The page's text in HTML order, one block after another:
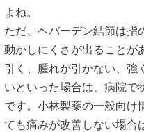
よね。
ただ、ヘバーデン結節は指
動かしにくさが出ることが
引く、腫れが引かない、強
いといった場合は、病院で
です。小林製薬の一般向け
ても痛みが改善しない場合